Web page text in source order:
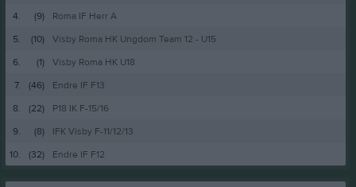
4.
(9)
Roma IF Herr A
5.
(10)
Visby Roma HK Ungdom Team 12 - U15
6.
(1)
Visby Roma HK U18
7.
(46)
Endre IF F13
8.
(22)
P18 IK F-15/16
9.
(8)
IFK Visby F-11/12/13
10.
(32) Endre IF F12